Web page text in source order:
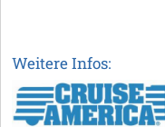
Weitere Infos: